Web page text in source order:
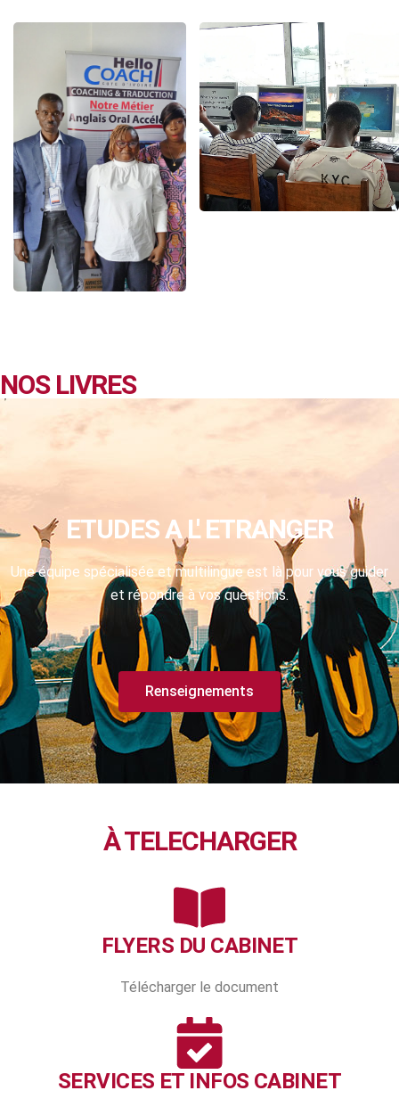
NOS LIVRES
ETUDES A L' ETRANGER
Une équipe spécialisée et multilingue est là pour vous guider
et répondre à vos questions.
Renseignements
À TELECHARGER
FLYERS DU CABINET
Télécharger le document
SERVICES ET INFOS CABINET